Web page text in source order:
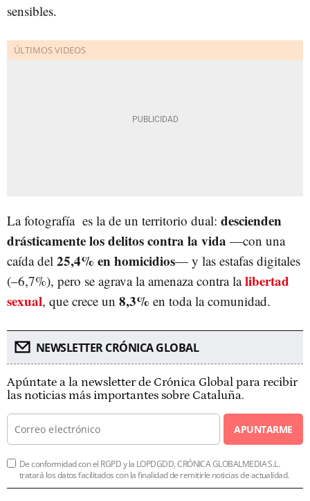
sensibles.
La fotografía es la de un territorio dual: descienden
drásticamente los delitos contra la vida —con una
caída del 25,4% en homicidios— y las estafas digitales
(–6,7%), pero se agrava la amenaza contra lalibertad
sexual, que crece un 8,3% en toda la comunidad.
NEWSLETTER CRÓNICA GLOBAL
Apúntate a la newsletter de Crónica Global para recibir
las noticias más importantes sobre Cataluña.
APUNTARME
De conformidad con el RGPD y la LOPDGDD, CRÓNICA GLOBALMEDIA S.L.
tratará los datos facilitados con la finalidad de remitirle noticias de actualidad.